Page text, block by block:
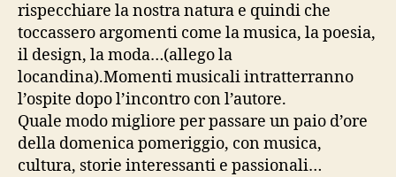
rispecchiare la nostra natura e quindi che
toccassero argomenti come la musica, la poesia,
il design, la moda…(allego la
locandina).Momenti musicali intratterranno
l’ospite dopo l’incontro con l’autore.
Quale modo migliore per passare un paio d’ore
della domenica pomeriggio, con musica,
cultura, storie interessanti e passionali…